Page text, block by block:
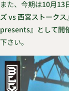
また、今期は10月13
ズ vs 西宮ストーク
presents』として開
下さい。